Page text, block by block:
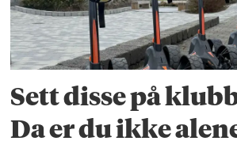
Sett disse på
Da er du ikke